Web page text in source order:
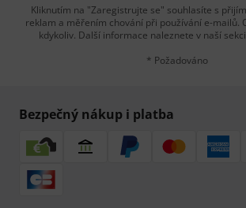
Kliknutím na "Zaregistrujte se" souhlasíte s
reklam a měřením chování při používání e-mailů.
kdykoliv. Další informace naleznete v naší sekci
* Požadováno
Bezpečný nákup i platba